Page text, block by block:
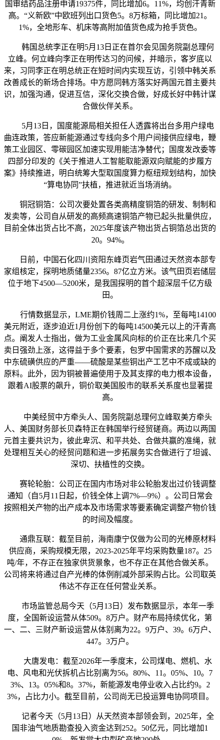
国审结药品注册申请19375件，同比增加6。11%，均创汗青新
高。“义新欧”中欧班列出口货色5。8万标箱，同比增加21。
1%，全地形车、机床等高附加值货色成为抢手货色。
韩国总统李正在明5月13日正在首尔会见国务院副总理何
立峰。何立峰向李正在明传达习的问候，并暗示，客岁底以
来，习同李正在明总统正在短时间内实现互访，引领中韩关系
改善成长的新场合排场。中方愿同韩方落实好两国元首主要共
识，加强沟通，促进互信，深化交换合做，好成长好中韩计谋
合做伙伴关系。
5月13日，国度能源局相关担任人透露将出台多用户绿电
曲连政策，答应新能源通过专线向多个用户间接供应绿电，鞭
策工业园区、零碳园区加速实现用能洁净替代；国度发改委等
四部分印发的《关于推进人工智能取能源双向赋能的步履方
案》持续推进，明白统筹大型取国度算力枢纽规划结构，加快
“算电协同”扶植，推进就近当场消纳。
铜冠铜箔：公司次要处置各类高精度铜箔的研发、制制和
发卖等，公司自从研发的高频高速铜箔产物已起头批量供应，
目前全体出货占比不高，2025年度该产物出货占铜箔总出货的
20。94%。
日前，中国石化四川资阳东峰页岩气田通过天然资本部专
家组核定，探明地质储量2356。87亿立方米。该气田页岩储层
位于地下4500—5200米，是我国探明的首个超深层千亿方级
田。
行情数据显示，LME期价钱周二上涨约1%，至每吨14100
美元附近，逐步迫近1月份创下的每吨14500美元以上的汗青高
点。阐发人士指出，做为工业金属风向标的价正在比来几个买
卖日强劲上涨，这得益于多个要素，包罗中国需求的苏醒以及
中东硫磺供应的严重——硫酸是某些铜出产工艺中不成或缺的
原料。此外，因为铜被普遍使用于及其支撑的电力根本设备，
跟着AI股票的飙升，铜价取美国股市的联系关系度也显著提
高。
中美经贸中方牵头人、国务院副总理何立峰取美方牵头
人、美国财务部长贝森特正在韩国举行经贸磋商。两边以两国
元首主要共识为，彼此卑沉、和平共处、合做共赢的准绳，就
处理相互关心的经贸问题和进一步拓展务实合做进行了坦诚、
深切、扶植性的交换。
赛轮轮胎：公司正在国内市场对非公轮胎发出过价钱调整
通知（自5月11日起，价钱全体上调7%—9%）。公司日常会
按照相关产物的出产成本及市场需求等要素确定调整产物价钱
的时间及幅度。
通鼎互联：截至目前，海南康宁仅做为公司的光棒原材料
供应商，采购规模无限，2023-2025年平均采购数量187。25
吨/年，不存正在独家供货景象，也不存正在其他合做关系。
公司将来将通过自产光棒的体例削减外部采购占比。公司取英
伟达不存正在任何营业关系。
市场监管总局今天（5月13日）发布数据显示，本年一季
度，全国新设运营从体509。8万户。财产布局持续优化，第
一、二、三财产新设运营从体别离为22。9万户、39。6万户、
447。3万户。
大唐发电：截至2026年一季度末，公司煤电、燃机、水
电、风电和光伏拆机占比别离为56。80%、11。05%、10。7
3%、13。05%和8。37%，新能源发电停业收入占比约9。2
3%，占比力小。截至目前，公司尚无已投运算电协同项目。
记者今天（5月13日）从天然资本部领会到，2025年，全
国非油气地质勘查投入资金达到252。50亿元，同比增加1